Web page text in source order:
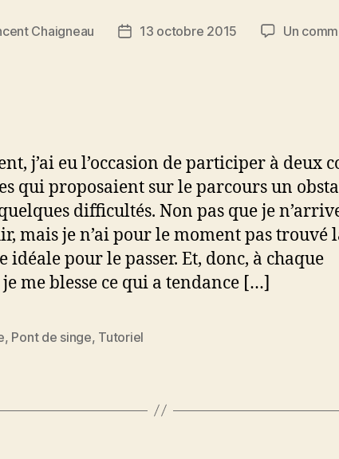
Chaigneau
Date13 octobre 2015 Un
j’ai eu l’occasion de participer à deux
qui proposaient sur le parcours un
difficultés. Non pas que je
mais je n’ai pour le moment pas trouvé
idéale pour le passer. Et, donc, à chaque
me blesse ce qui a tendance […]
, Pont de singe, Tutoriel